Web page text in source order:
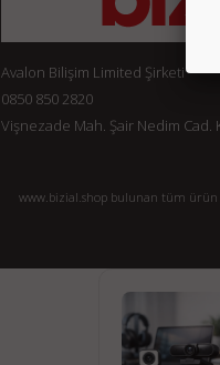
Avalon Bilişim Limited Şirketi
0850 850 2820
Vişnezade Mah. Şair Nedim Cad.
www.bizial.shop bulunan tüm ürün